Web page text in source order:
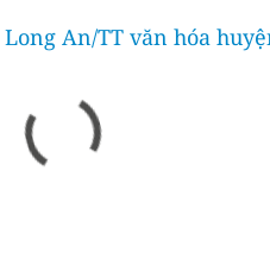
Long An/TT văn hóa